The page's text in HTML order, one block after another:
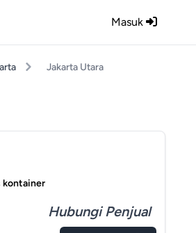
Masuk
Jakarta Utara
kontainer
Hubungi Penjual